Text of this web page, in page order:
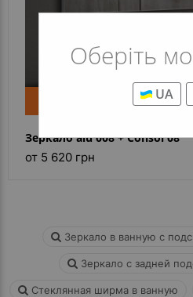
Оберіть
UA
Зеркало alu 008 + Consol 08
от 5 620 грн
Зеркало в ванную с
Зеркало с задней
Стеклянная ширма в ванную